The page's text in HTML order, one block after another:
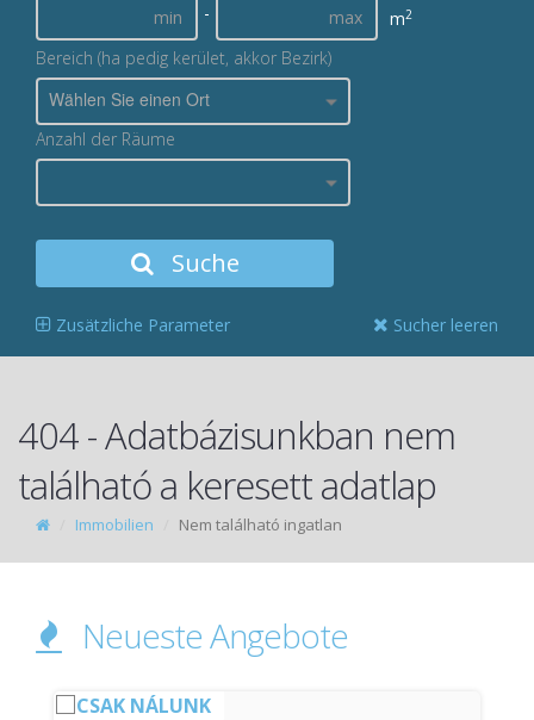
-
m2
Bereich (ha pedig kerület, akkor Bezirk)
Wählen Sie einen Ort
Anzahl der Räume
Suche
Zusätzliche Parameter Sucher leeren
404 - Adatbázisunkban nem
található a keresett adatlap
Immobilien Nem található ingatlan
Neueste Angebote
CSAK NÁLUNK